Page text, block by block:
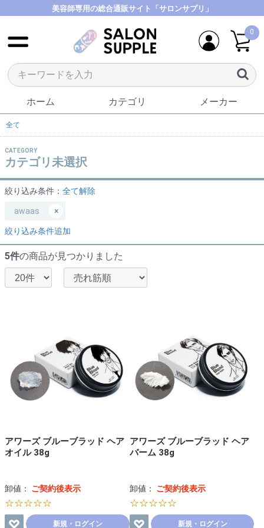
美容師専用の総合通販サイト「サロンサプリ」
0
ホーム カテゴリ メーカー
全て
CATEGORY
カテゴリ未選択
絞り込み条件： 全て解除
awaas ×
絞り込み条件追加
5件の商品が見つかりました
アワーズ ブルーブラッド ヘア
オイル 38g
卸値： ご契約後表示
☆☆☆☆☆
新規・ログイン
アワーズ ブルーブラッド ヘア
バーム 38g
卸値： ご契約後表示
☆☆☆☆☆
新規・ログイン